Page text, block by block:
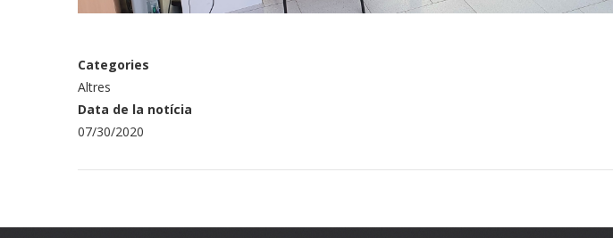
Categories
Altres
Data de la notícia
07/30/2020